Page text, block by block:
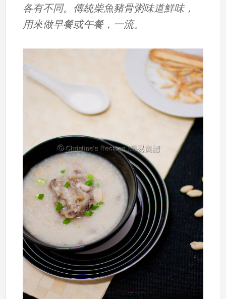
各有不同。傳統柴魚豬骨粥味道鮮味，
用來做早餐或午餐，一流。